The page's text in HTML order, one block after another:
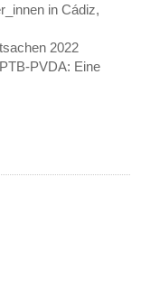
in Cádiz,
2022
PVDA: Eine